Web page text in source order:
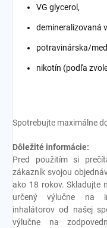
VG glycerol,
demineralizovaná
potravinárska/
nikotín (podľa
Spotrebujte maximálne
Dôležité informácie:
Pred použitím si
zákazník svojou
ako 18 rokov. Skladujte
určený výlučne na
inhalátorov od našej
výlučne na